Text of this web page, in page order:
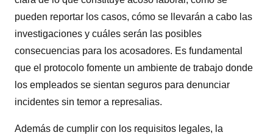
pueden reportar los casos, cómo se llevarán a cabo las
investigaciones y cuáles serán las posibles
consecuencias para los acosadores. Es fundamental
que el protocolo fomente un ambiente de trabajo donde
los empleados se sientan seguros para denunciar
incidentes sin temor a represalias.
Además de cumplir con los requisitos legales, la